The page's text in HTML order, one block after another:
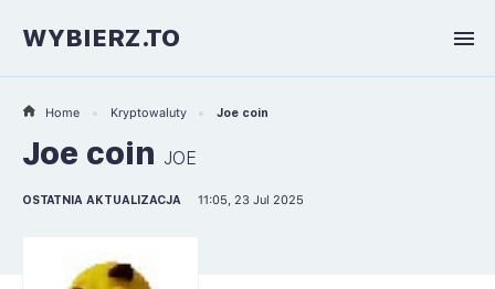
WYBIERZ.TO
Home Kryptowaluty Joe coin
Joe coin JOE
OSTATNIA AKTUALIZACJA 11:05, 23 Jul 2025